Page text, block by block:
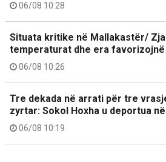
06/08 10:28
Situata kritike në Mallakastër/
temperaturat dhe era
06/08 10:26
Tre dekada në arrati për tre
zyrtar: Sokol Hoxha u deportua
06/08 10:19